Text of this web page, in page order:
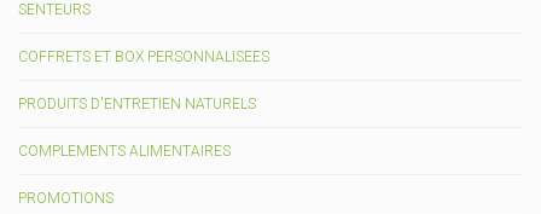
SENTEURS
COFFRETS ET BOX PERSONNALISEES
PRODUITS D'ENTRETIEN NATURELS
COMPLEMENTS ALIMENTAIRES
PROMOTIONS